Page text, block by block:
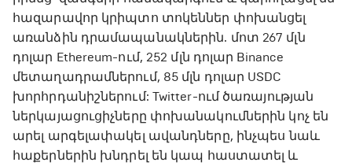
հազարավոր կրիպտո տոկեններ փոխանցել
առանձին դրամապանակներին. մոտ 267 մլն
դոլար Ethereum-ում, 252 մլն դոլար Binance
մետաղադրամներում, 85 մլն դոլար USDC
խորհրդանիշներում: Twitter-ում ծառայության
ներկայացուցիչները փոխանակումներին կոչ են
արել արգելափակել ավանդները, ինչպես նաև
հաքերներին խնդրել են կապ հաստատել և